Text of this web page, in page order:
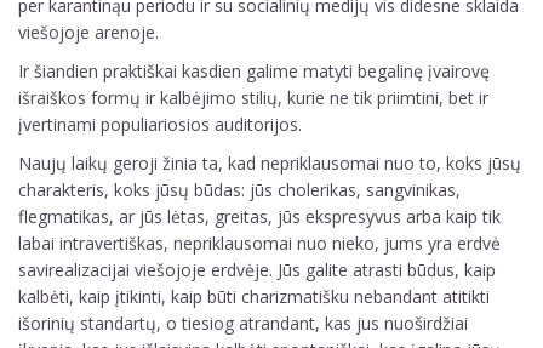
per karantinąu periodu ir su socialinių medijų vis didesne sklaida
viešojoje arenoje.
Ir šiandien praktiškai kasdien galime matyti begalinę įvairovę
išraiškos formų ir kalbėjimo stilių, kurie ne tik priimtini, bet ir
įvertinami populiariosios auditorijos.
Naujų laikų geroji žinia ta, kad nepriklausomai nuo to, koks jūsų
charakteris, koks jūsų būdas: jūs cholerikas, sangvinikas,
flegmatikas, ar jūs lėtas, greitas, jūs ekspresyvus arba kaip tik
labai intravertiškas, nepriklausomai nuo nieko, jums yra erdvė
savirealizacijai viešojoje erdvėje. Jūs galite atrasti būdus, kaip
kalbėti, kaip įtikinti, kaip būti charizmatišku nebandant atitikti
išorinių standartų, o tiesiog atrandant, kas jus nuoširdžiai